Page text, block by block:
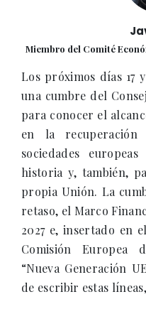
Miembro del Comité
Los próximos días 17
una cumbre del
para conocer el
en la
sociedades
historia y, también,
propia Unión. La
retaso, el Marco
2027 e, insertado en
Comisión Europea
“Nueva Generación
de escribir estas